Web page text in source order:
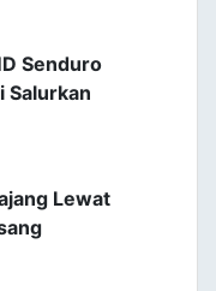
Senduro
Salurkan
Lewat